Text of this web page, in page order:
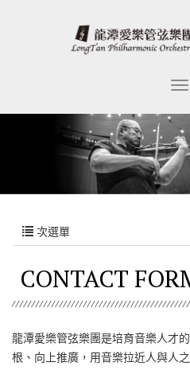
次選單
CONTACT
龍潭愛樂管弦樂團是培育音樂人才
根、向上推廣，用音樂拉近人與人